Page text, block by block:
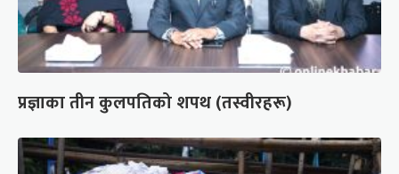
प्रज्ञाका तीन कुलपतिको शपथ (तस्वीरहरू)